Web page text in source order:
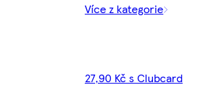
Více z kategorie
27,90 Kč s Clubcard